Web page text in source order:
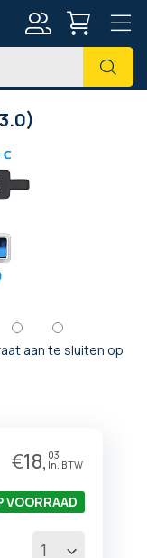
Zoek
aan te sluiten op
€18, 03
VOORRAAD